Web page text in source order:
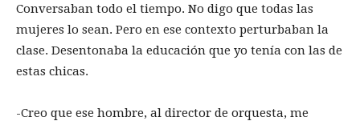
Conversaban todo el tiempo. No digo que todas las
mujeres lo sean. Pero en ese contexto perturbaban la
clase. Desentonaba la educación que yo tenía con las de
estas chicas.
-Creo que ese hombre, al director de orquesta, me